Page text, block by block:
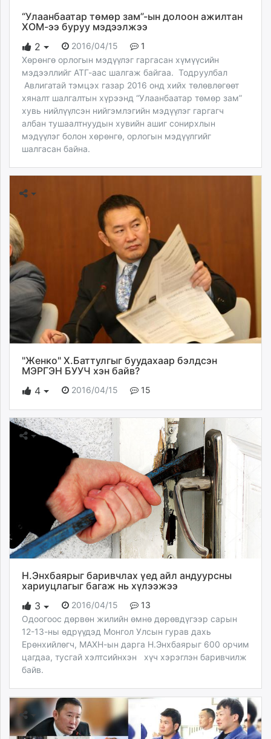
“Улаанбаатар төмөр зам”-ын долоон ажилтан
ХОМ-ээ буруу мэдээлжээ
2
2016/04/15
1
Хөрөнгө орлогын мэдүүлэг гаргасан хүмүүсийн
мэдээллийг АТГ-аас шалгаж байгаа. Тодруулбал
Авлигатай тэмцэх газар 2016 онд хийх төлөвлөгөөт
хяналт шалгалтын хүрээнд “Улаанбаатар төмөр зам”
хувь нийлүүлсэн нийгэмлэгийн мэдүүлэг гаргагч
албан тушаалтнуудын хувийн ашиг сонирхлын
мэдүүлэг болон хөрөнгө, орлогын мэдүүлгийг
шалгасан байна.
"Женко" Х.Баттулгыг буудахаар бэлдсэн
МЭРГЭН БУУЧ хэн байв?
4
2016/04/15 15
Н.Энхбаярыг баривчлах үед айл андуурсны
хариуцлагыг багаж нь хүлээжээ
3
2016/04/15
13
Одоогоос дөрвөн жилийн өмнө дөрөвдүгээр сарын
12-13-ны өдрүүдэд Монгол Улсын гурав дахь
Ерөнхийлөгч, МАХН-ын дарга Н.Энхбаярыг 600 орчим
цагдаа, тусгай хэлтсийнхэн хүч хэрэглэн баривчилж
байв.